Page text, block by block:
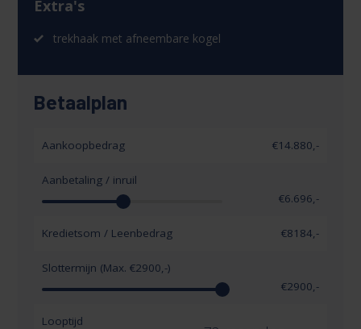
Extra's
trekhaak met afneembare kogel
Betaalplan
Aankoopbedrag €14.880,-
Aanbetaling / inruil
€6.696 ,-
Kredietsom / Leenbedrag €8184 ,-
Slottermijn (Max. €2900 ,-)
€2900 ,-
Looptijd